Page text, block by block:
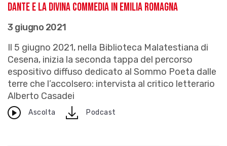
Dante e la Divina Commedia in Emilia Romagna
3 giugno 2021
Il 5 giugno 2021, nella Biblioteca Malatestiana di
Cesena, inizia la seconda tappa del percorso
espositivo diffuso dedicato al Sommo Poeta dalle
terre che l’accolsero: intervista al critico letterario
Alberto Casadei
Ascolta downloadPodcast